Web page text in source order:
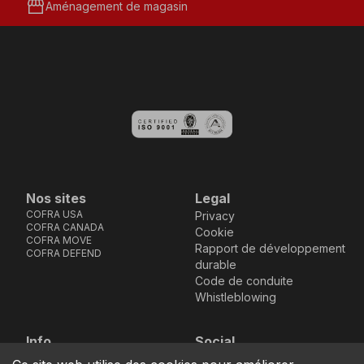
storefrontAménagement de magasin
Nos sites
COFRA USA
COFRA CANADA
COFRA MOVE
COFRA DEFEND
Legal
Privacy
Cookie
Rapport de développement
durable
Code de conduite
Whistleblowing
Info
Via dell’Euro 53-57-59,
Social
Facebook
Instagram
Youtube
LinkedIn